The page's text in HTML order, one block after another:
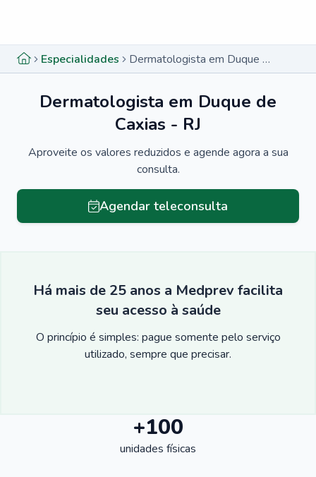
Especialidades Dermatologista em Duque de Caxias - RJ
Dermatologista em Duque de
Caxias - RJ
Aproveite os valores reduzidos e agende agora a sua
consulta.
Agendar teleconsulta
Há mais de 25 anos a Medprev facilita
seu acesso à saúde
O princípio é simples: pague somente pelo serviço
utilizado, sempre que precisar.
+100
unidades físicas